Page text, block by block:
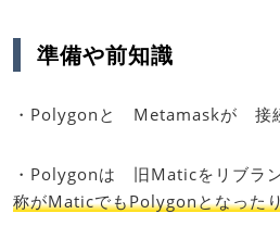
準備や前知識
・Polygonと Metamaskが 接
・Polygonは 旧Maticをリブラ
称がMaticでもPolygonとなった